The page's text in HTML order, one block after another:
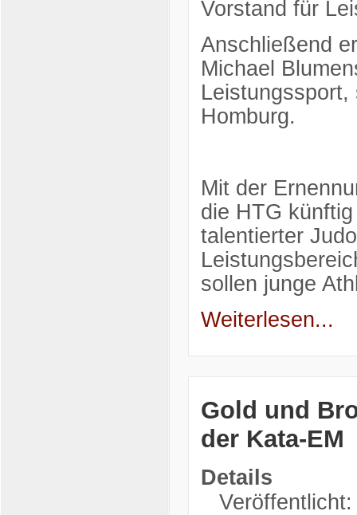
Vorstand für
Anschließend
Michael
Homburg.
Mit der
die HTG
talentierter
sollen junge
Weiterlesen...
Gold und
der Kata-EM
Details